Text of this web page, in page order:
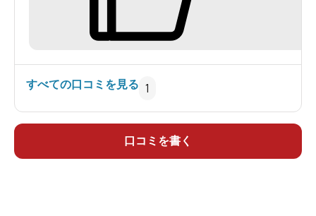
４Ｆ浴場「瑠璃温泉るりの湯」（入口はカード
キー必要）には、（こちらにもタオルがあるの
の湯舟に、6人サイズのサウナ、水風呂の構成で、
単純温泉、加温循環ろ過あり。日帰り入浴も可能
だが、2,000円と高めの設定。
すべての口コミを見る 1
口コミを書く